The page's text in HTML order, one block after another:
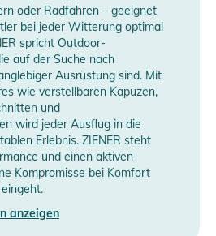
oder Radfahren – geeignet
bei jeder Witterung optimal
spricht Outdoor-
auf der Suche nach
Ausrüstung sind. Mit
wie verstellbaren Kapuzen,
und
wird jeder Ausflug in die
Erlebnis. ZIENER steht
und einen aktiven
Kompromisse bei Komfort
anzeigen